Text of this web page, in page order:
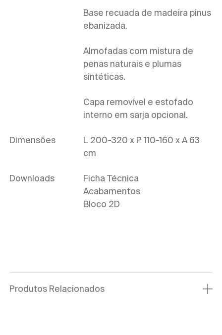
Base recuada de madeira pinus
ebanizada.
Almofadas com mistura de
penas naturais e plumas
sintéticas.
Capa removível e estofado
interno em sarja opcional.
Dimensões
L 200-320 x P 110-160 x A 63
cm
Downloads
Ficha Técnica
Acabamentos
Bloco 2D
Produtos Relacionados